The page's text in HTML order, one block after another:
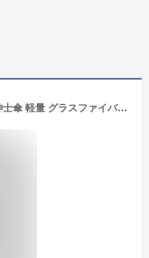
傘 メンズ クラシコ ステッチレザー 高級 紳士傘 軽量 グラスファイバー骨 かさ カサ 大きい 雨傘 8本骨 ブランド メンズファッション 豪雨 保証付き ワンタッチタイプ ジャンプ スリムタイプ ストライプ ブラック ◎